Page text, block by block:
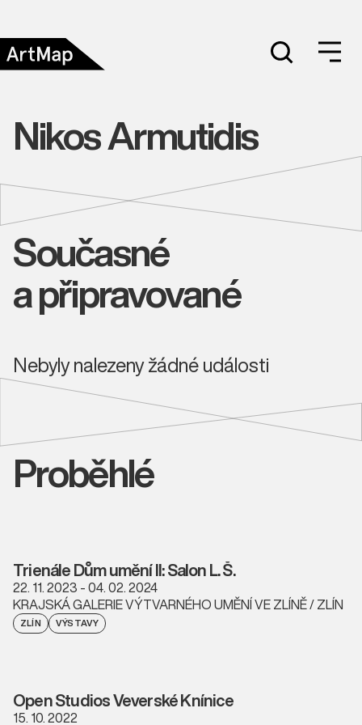
Nikos Armutidis
Současné
a připravované
Nebyly nalezeny žádné události
Proběhlé
Trienále Dům umění II: Salon L. Š.
22. 11. 2023 - 04. 02. 2024
KRAJSKÁ GALERIE VÝTVARNÉHO UMĚNÍ VE ZLÍNĚ / ZLÍN
ZLÍN VÝSTAVY
Open Studios Veverské Knínice
15. 10. 2022